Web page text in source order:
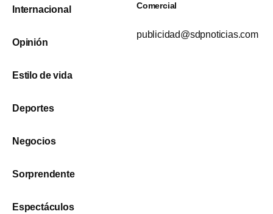
Internacional
Opinión
Estilo de vida
Deportes
Negocios
Sorprendente
Espectáculos
Comercial
publicidad@sdpnoticias.com